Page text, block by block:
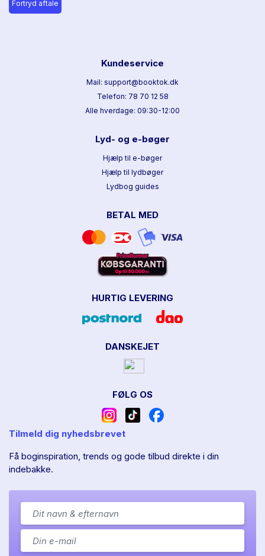
Fortryd aftale
Kundeservice
Mail: support@booktok.dk
Telefon: 78 70 12 58
Alle hverdage: 09:30-12:00
Lyd- og e-bøger
Hjælp til e-bøger
Hjælp til lydbøger
Lydbog guides
BETAL MED
HURTIG LEVERING
DANSKEJET
FØLG OS
Tilmeld dig nyhedsbrevet
Få boginspiration, trends og gode tilbud direkte i din
indebakke.